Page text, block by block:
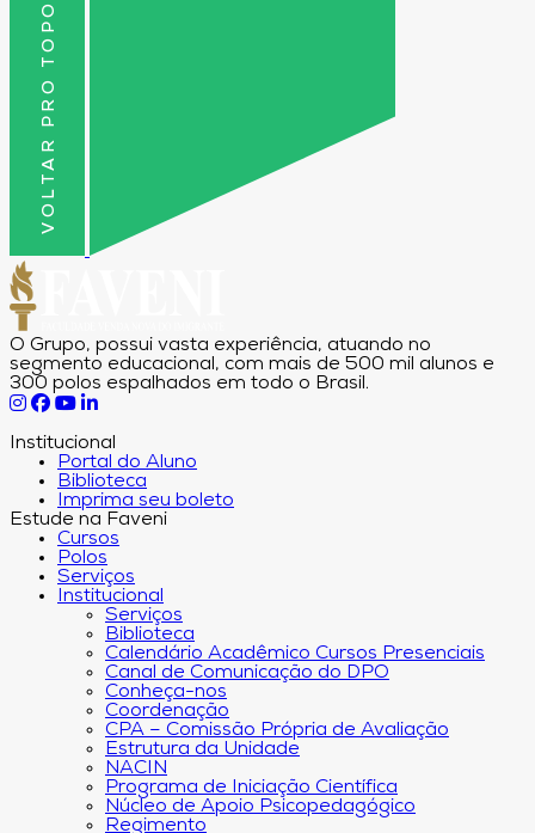
VOLTAR PRO TOPO
O Grupo, possui vasta experiência, atuando no
segmento educacional, com mais de 500 mil alunos e
300 polos espalhados em todo o Brasil.
Institucional
Portal do Aluno
Biblioteca
Imprima seu boleto
Estude na Faveni
Cursos
Polos
Serviços
Institucional
Serviços
Biblioteca
Calendário Acadêmico Cursos Presenciais
Canal de Comunicação do DPO
Conheça-nos
Coordenação
CPA – Comissão Própria de Avaliação
Estrutura da Unidade
NACIN
Programa de Iniciação Científica
Núcleo de Apoio Psicopedagógico
Regimento